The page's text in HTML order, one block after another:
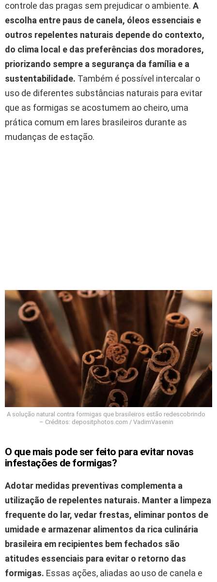
controle das pragas sem prejudicar o ambiente. A
escolha entre paus de canela, óleos essenciais e
outros repelentes naturais depende do contexto,
do clima local e das preferências dos moradores,
priorizando sempre a segurança da família e a
sustentabilidade. Também é possível intercalar o
uso de diferentes substâncias naturais para evitar
que as formigas se acostumem ao cheiro, uma
prática comum em lares brasileiros durante as
mudanças de estação.
A solução natural contra formigas que brasileiros estão redescobrindo
– Créditos: depositphotos.com / VadimVasenin
O que mais pode ser feito para evitar novas
infestações de formigas?
Adotar medidas preventivas complementa a
utilização de repelentes naturais. Manter a limpeza
frequente do lar, vedar frestas, eliminar pontos de
umidade e armazenar alimentos da rica culinária
brasileira em recipientes bem fechados são
atitudes essenciais para evitar o retorno das
formigas. Essas ações, aliadas ao uso de canela e